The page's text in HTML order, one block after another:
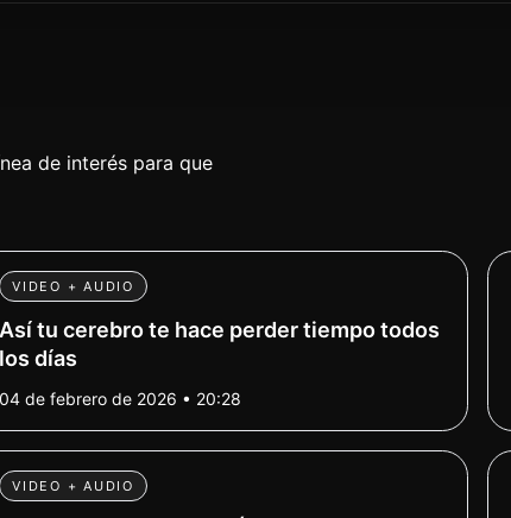
de interés para que
VIDEO + AUDIO
Así tu cerebro te hace perder tiempo todos
los días
04 de febrero de 2026 • 20:28
VIDEO + AUDIO